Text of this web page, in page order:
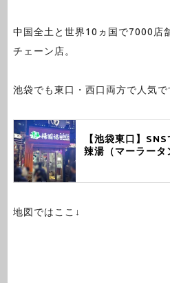
中国全土と世界10ヵ国で7000店
チェーン店。
池袋でも東口・西口両方で人気で
【池袋東口】
辣湯（マーラータ
地図ではここ↓